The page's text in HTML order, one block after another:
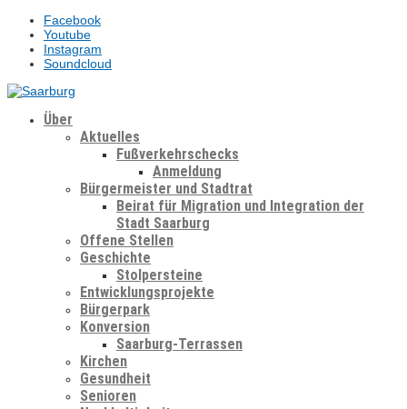
Facebook
Youtube
Instagram
Soundcloud
Über
Aktuelles
Fußverkehrschecks
Anmeldung
Bürgermeister und Stadtrat
Beirat für Migration und Integration der
Stadt Saarburg
Offene Stellen
Geschichte
Stolpersteine
Entwicklungsprojekte
Bürgerpark
Konversion
Saarburg-Terrassen
Kirchen
Gesundheit
Senioren